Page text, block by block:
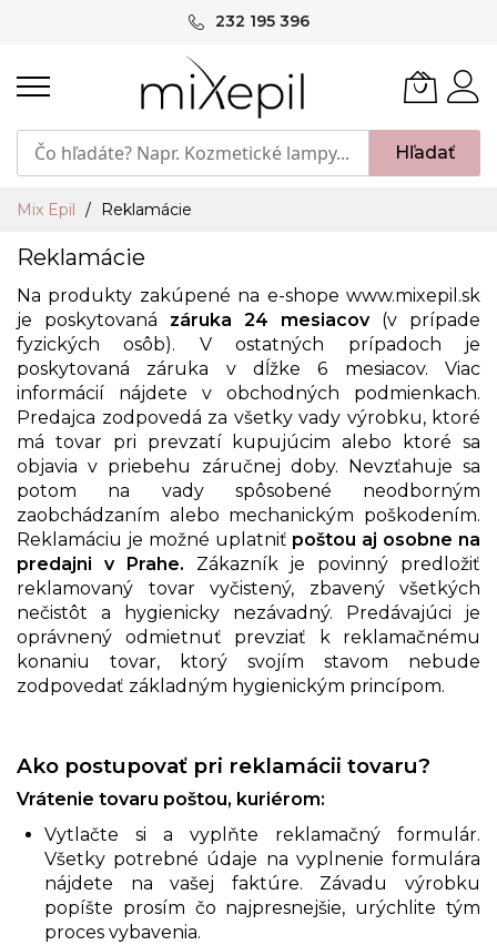
232 195 396
Hľadať
Mix Epil Reklamácie
Reklamácie
Na produkty zakúpené na e-shope www.mixepil.sk
je poskytovaná záruka 24 mesiacov(v prípade
fyzických osôb). V ostatných prípadoch je
poskytovaná záruka v dĺžke 6 mesiacov. Viac
informácií nájdete v obchodných podmienkach.
Predajca zodpovedá za všetky vady výrobku, ktoré
má tovar pri prevzatí kupujúcim alebo ktoré sa
objavia v priebehu záručnej doby. Nevzťahuje sa
potom na vady spôsobené neodborným
zaobchádzaním alebo mechanickým poškodením.
Reklamáciu je možné uplatniť poštou aj osobne na
predajni v Prahe. Zákazník je povinný predložiť
reklamovaný tovar vyčistený, zbavený všetkých
nečistôt a hygienicky nezávadný. Predávajúci je
oprávnený odmietnuť prevziať k reklamačnému
konaniu tovar, ktorý svojím stavom nebude
zodpovedať základným hygienickým princípom.
Ako postupovať pri reklamácii tovaru?
Vrátenie tovaru poštou, kuriérom:
Vytlačte si a vyplňte reklamačný formulár.
Všetky potrebné údaje na vyplnenie formulára
nájdete na vašej faktúre. Závadu výrobku
popíšte prosím čo najpresnejšie, urýchlite tým
proces vybavenia.